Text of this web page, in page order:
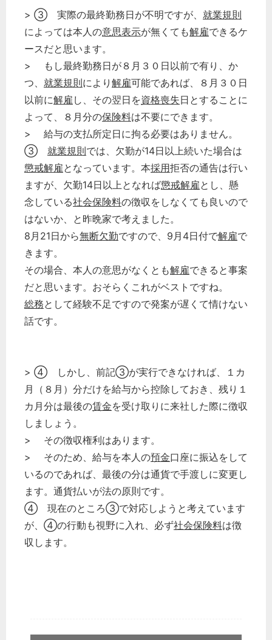
> ③ 実際の最終勤務日が不明ですが、 就業規則
によっては本人の意思表示が無くても解雇できるケ
ースだと思います。
> もし最終勤務日が８月３０日以前で有り、か
つ、 就業規則により 解雇可能であれば、８月３０日
以前に解雇 し、その翌日を資格喪失日とすることに
よって、８月分の保険料は不要にできます。
> 給与の支払所定日に拘る必要はありません。
③ 就業規則では、欠勤が14日以上続いた場合は
懲戒解雇となっています。本採用拒否の通告は行い
ますが、欠勤14日以上となれば懲戒解雇とし、懸
念している社会保険料の徴収をしなくても良いので
はないか、と昨晩家で考えました。
8月21日から無断欠勤ですので、9月4日付で解雇で
きます。
その場合、本人の意思がなくとも解雇できると事案
だと思います。おそらくこれがベストですね。
総務として経験不足ですので発案が遅くて情けない
話です。
> ④ しかし、前記③が実行できなければ、１カ
月（８月）分だけを給与から控除しておき、残り１
カ月分は最後の賃金を受け取りに来社した際に徴収
しましょう。
> その徴収権利はあります。
> そのため、給与を本人の預金口座に振込をして
いるのであれば、最後の分は通貨で手渡しに変更し
ます。通貨払いが法の原則です。
④ 現在のところ③で対応しようと考えています
が、④の行動も視野に入れ、必ず社会保険料は徴
収します。